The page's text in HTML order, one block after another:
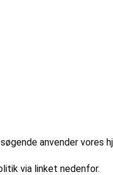
anvender vores
via linket nedenfor.